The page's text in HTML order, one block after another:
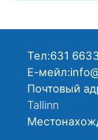
Тел:631
Е-мейл:
Почтовый
Tallinn